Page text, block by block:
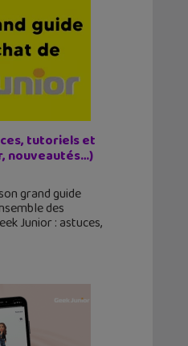
tutoriels et
nouveautés…)
grand guide
des
Junior : astuces,